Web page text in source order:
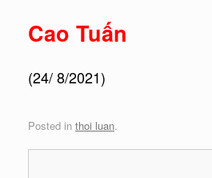
Cao Tuấn
(24/ 8/2021)
Posted in thoi luan.